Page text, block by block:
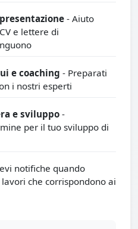
- Aiuto
e lettere di
e coaching - Preparati
i nostri esperti
e sviluppo -
per il tuo sviluppo di
notifiche quando
che corrispondono ai